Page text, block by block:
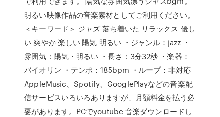
明るい映像作品の音楽素材としてご利用ください。
＜キーワード＞ ジャズ 落ち着いた リラックス 優し
い 爽やか 楽しい 陽気 明るい ・ジャンル：jazz ・
雰囲気：陽気・明るい ・長さ：3分32秒 ・楽器：
バイオリン ・テンポ：185bpm ・ループ：非対応
AppleMusic、Spotify、GooglePlayなどの音楽配
信サービスいろいろありますが、月額料金を払う必
要があります。PCでyoutube 音楽ダウンロードし